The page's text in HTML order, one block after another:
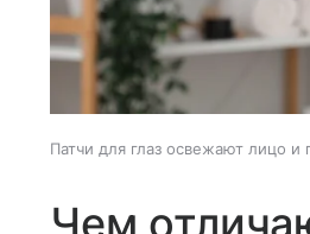
Патчи для глаз освежают лицо
Чем